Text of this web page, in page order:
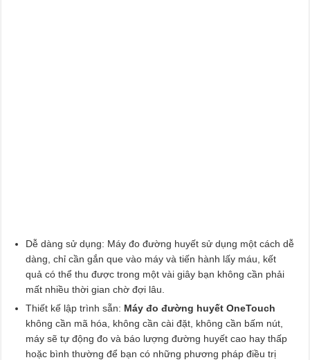
Dễ dàng sử dụng: Máy đo đường huyết sử dụng một cách dễ
dàng, chỉ cần gắn que vào máy và tiến hành lấy máu, kết
quả có thể thu được trong một vài giây bạn không cần phải
mất nhiều thời gian chờ đợi lâu.
Thiết kế lập trình sẵn: Máy đo đường huyết OneTouch
không cần mã hóa, không cần cài đặt, không cần bấm nút,
máy sẽ tự động đo và báo lượng đường huyết cao hay thấp
hoặc bình thường để bạn có những phương pháp điều trị